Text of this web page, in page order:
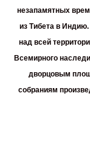
незапамятных
из Тибета в
над всей
Всемирного
дворцовым
собраниям